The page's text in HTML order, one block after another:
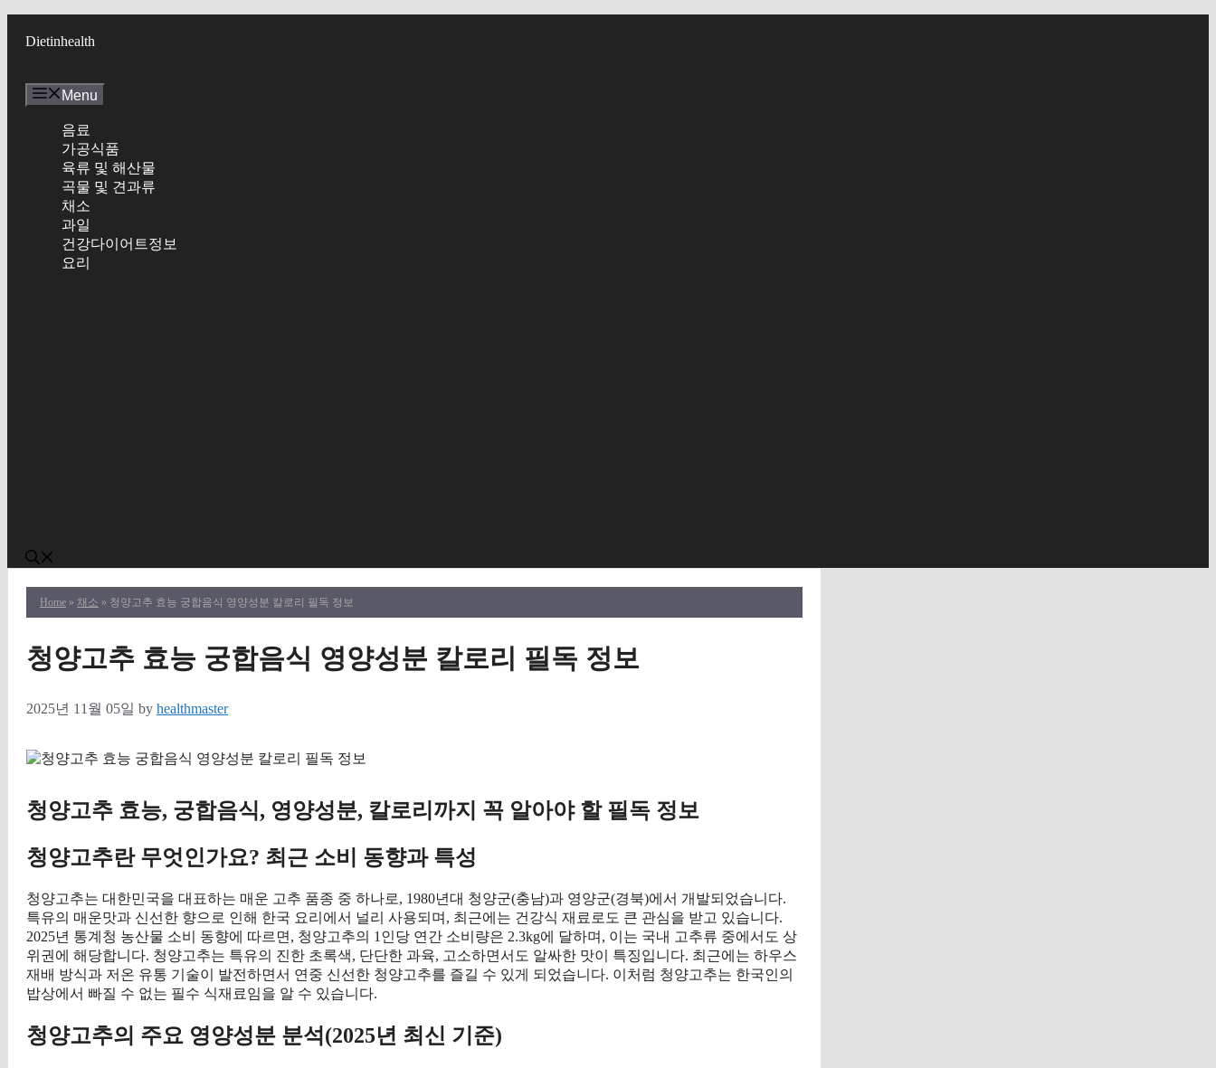
Dietinhealth
Menu
음료
가공식품
육류 및 해산물
곡물 및 견과류
채소
과일
건강다이어트정보
요리
Home » 채소 » 청양고추 효능 궁합음식 영양성분 칼로리 필독 정보
청양고추 효능 궁합음식 영양성분 칼로리 필독 정보
2025년 11월 05일 by healthmaster
청양고추 효능, 궁합음식, 영양성분, 칼로리까지 꼭 알아야 할 필독 정보
청양고추란 무엇인가요? 최근 소비 동향과 특성
청양고추는 대한민국을 대표하는 매운 고추 품종 중 하나로, 1980년대 청양군(충남)과 영양군(경북)에서 개발되었습니다.
특유의 매운맛과 신선한 향으로 인해 한국 요리에서 널리 사용되며, 최근에는 건강식 재료로도 큰 관심을 받고 있습니다.
2025년 통계청 농산물 소비 동향에 따르면, 청양고추의 1인당 연간 소비량은 2.3kg에 달하며, 이는 국내 고추류 중에서도 상
위권에 해당합니다. 청양고추는 특유의 진한 초록색, 단단한 과육, 고소하면서도 알싸한 맛이 특징입니다. 최근에는 하우스
재배 방식과 저온 유통 기술이 발전하면서 연중 신선한 청양고추를 즐길 수 있게 되었습니다. 이처럼 청양고추는 한국인의
밥상에서 빠질 수 없는 필수 식재료임을 알 수 있습니다.
청양고추의 주요 영양성분 분석(2025년 최신 기준)